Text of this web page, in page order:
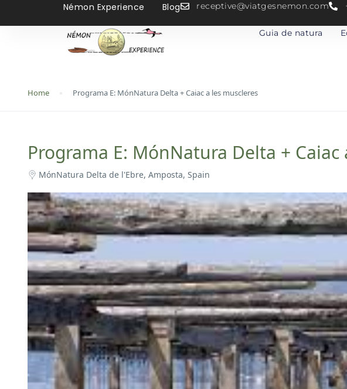
Némon Experience Blog receptive@viatgesnemon.com
Guia de natura
Home Programa E: MónNatura Delta + Caiac a les muscleres
Programa E: MónNatura Delta + Caiac
MónNatura Delta de l'Ebre, Amposta, Spain